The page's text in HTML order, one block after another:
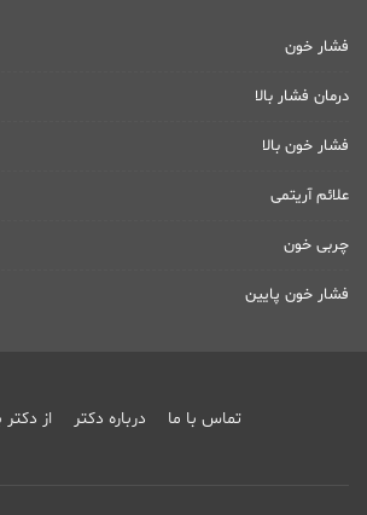
فشار خون
درمان فشار بالا
فشار خون بالا
علائم آریتمی
چربی خون
فشار خون پایین
تماس با ما درباره دکتر از